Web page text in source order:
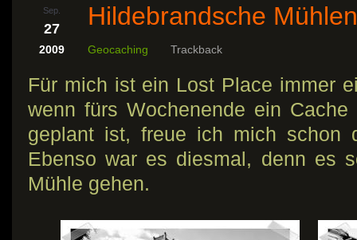
Sep.
27
2009
Hildebrandsche
Geocaching Trackback
Für mich ist ein Lost Place immer
wenn fürs Wochenende ein
geplant ist, freue ich mich schon
Ebenso war es diesmal, denn es
Mühle gehen.